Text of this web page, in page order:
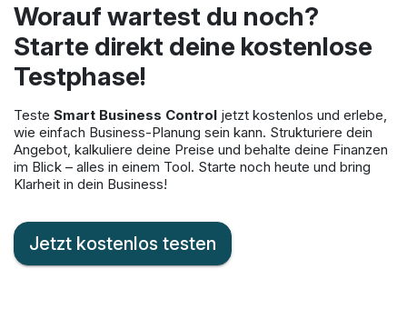
Worauf wartest du noch?
Starte direkt deine kostenlose
Testphase!
Teste Smart Business Control jetzt kostenlos und erlebe,
wie einfach Business-Planung sein kann. Strukturiere dein
Angebot, kalkuliere deine Preise und behalte deine Finanzen
im Blick – alles in einem Tool. Starte noch heute und bring
Klarheit in dein Business!
Jetzt kostenlos testen